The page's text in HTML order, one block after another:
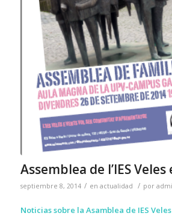
Assemblea de l’IES Veles
septiembre 8, 2014 / en actualidad / por
Noticias sobre la Asamblea de IES